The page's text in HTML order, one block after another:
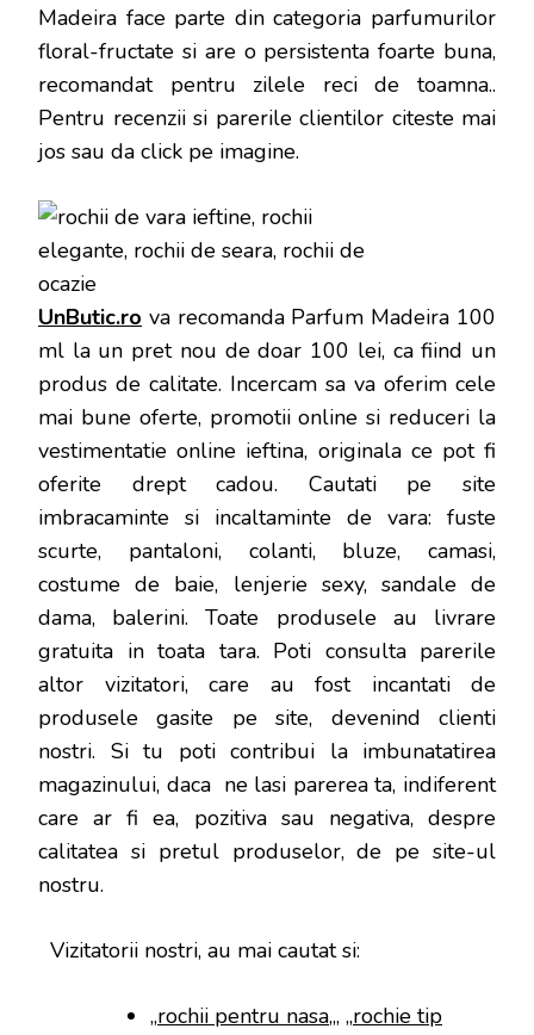
Madeira face parte din categoria parfumurilor
floral-fructate si are o persistenta foarte buna,
recomandat pentru zilele reci de toamna..
Pentru recenzii si parerile clientilor citeste mai
jos sau da click pe imagine.
UnButic.ro va recomanda Parfum Madeira 100
ml la un pret nou de doar 100 lei, ca fiind un
produs de calitate. Incercam sa va oferim cele
mai bune oferte, promotii online si reduceri la
vestimentatie online ieftina, originala ce pot fi
oferite drept cadou. Cautati pe site
imbracaminte si incaltaminte de vara: fuste
scurte, pantaloni, colanti, bluze, camasi,
costume de baie, lenjerie sexy, sandale de
dama, balerini. Toate produsele au livrare
gratuita in toata tara. Poti consulta parerile
altor vizitatori, care au fost incantati de
produsele gasite pe site, devenind clienti
nostri. Si tu poti contribui la imbunatatirea
magazinului, daca ne lasi parerea ta, indiferent
care ar fi ea, pozitiva sau negativa, despre
calitatea si pretul produselor, de pe site-ul
nostru.
Vizitatorii nostri, au mai cautat si:
„rochii pentru nasa„, „rochie tip